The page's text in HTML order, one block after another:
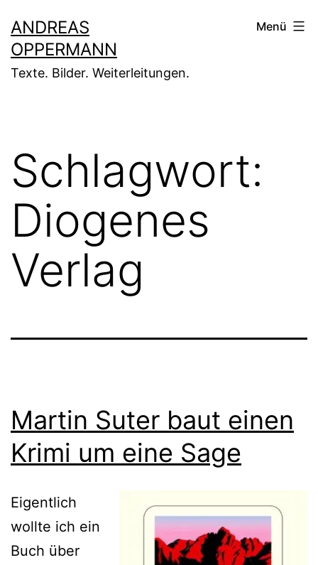
Inhalt
springen
ANDREAS
OPPERMANN
Texte. Bilder. Weiterleitungen.
Menü
Schlagwort:
Diogenes
Verlag
Martin Suter baut einen
Krimi um eine Sage
Eigentlich
wollte ich ein
Buch über